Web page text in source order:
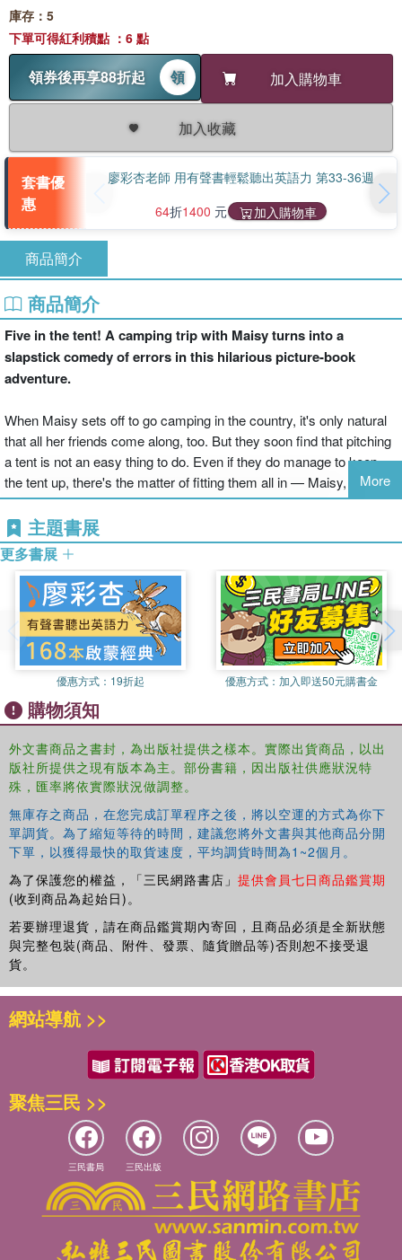
領券後再享88折起 領 加入購物車
加入收藏
庫存：5
下單可得紅利積點 ：6 點
套書優
惠
廖彩杏老師 用有聲書輕鬆聽出英語力 第33-36週
64折1400 元 加入購物車
商品簡介
商品簡介
Five in the tent! A camping trip with Maisy turns into a
slapstick comedy of errors in this hilarious picture-book
adventure.
When Maisy sets off to go camping in the country, it's only natural
that all her friends come along, too. But they soon find that pitching
a tent is not an easy thing to do. Even if they do manage to keep
the tent up, there's the matter of fitting them all in — Maisy,
Charley, Cyril, Tallulah, and finally, the huge elephant, Eddie. What
a squeezy squish-squash! Good night, campers! Uh-oh-what's that
popping sound?
More
主題書展
更多書展
優惠方式： 19折起 優惠方式： 加入即送50元購書金
購物須知
外文書商品之書封，為出版社提供之樣本。實際出貨商品，以出
版社所提供之現有版本為主。部份書籍，因出版社供應狀況特
殊，匯率將依實際狀況做調整。
無庫存之商品，在您完成訂單程序之後，將以空運的方式為你下
單調貨。為了縮短等待的時間，建議您將外文書與其他商品分開
下單，以獲得最快的取貨速度，平均調貨時間為1~2個月。
為了保護您的權益，「三民網路書店」 提供會員七日商品鑑賞期
(收到商品為起始日)。
若要辦理退貨，請在商品鑑賞期內寄回，且商品必須是全新狀態
與完整包裝(商品、附件、發票、隨貨贈品等)否則恕不接受退
貨。
網站導航 >>
聚焦三民 >>
三民書局 三民出版